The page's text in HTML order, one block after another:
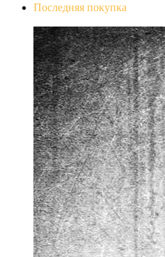
Последняя покупка